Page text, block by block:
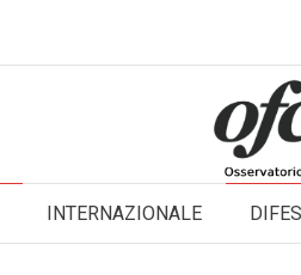
INTERNAZIONALE